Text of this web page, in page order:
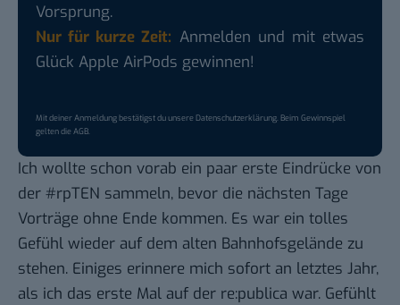
Vorsprung.
Nur für kurze Zeit: Anmelden und mit etwas
Glück Apple AirPods gewinnen!
Mit deiner Anmeldung bestätigst du unsereDatenschutzerklärung. Beim Gewinnspiel
gelten dieAGB.
Ich wollte schon vorab ein paar erste Eindrücke von
der #rpTEN sammeln, bevor die nächsten Tage
Vorträge ohne Ende kommen. Es war ein tolles
Gefühl wieder auf dem alten Bahnhofsgelände zu
stehen. Einiges erinnere mich sofort an letztes Jahr,
als ich das erste Mal auf der re:publica war. Gefühlt